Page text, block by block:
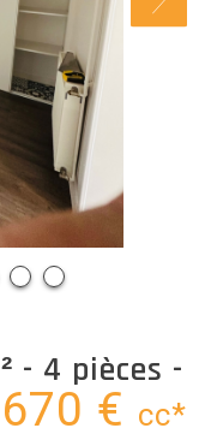
670 € cc*